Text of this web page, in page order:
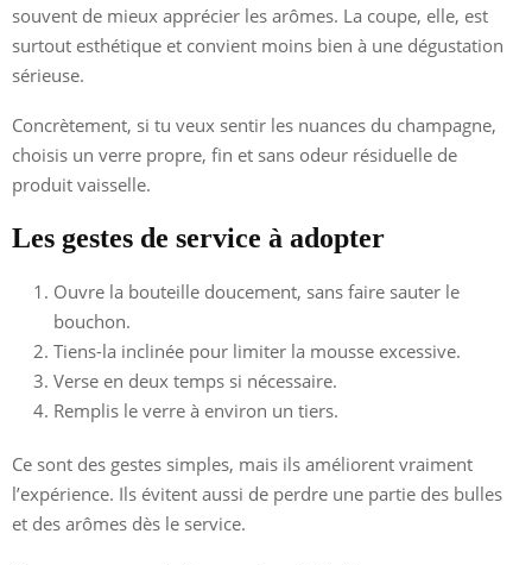
souvent de mieux apprécier les arômes. La coupe, elle, est
surtout esthétique et convient moins bien à une dégustation
sérieuse.
Concrètement, si tu veux sentir les nuances du champagne,
choisis un verre propre, fin et sans odeur résiduelle de
produit vaisselle.
Les gestes de service à adopter
Ouvre la bouteille doucement, sans faire sauter le
bouchon.
Tiens-la inclinée pour limiter la mousse excessive.
Verse en deux temps si nécessaire.
Remplis le verre à environ un tiers.
Ce sont des gestes simples, mais ils améliorent vraiment
l’expérience. Ils évitent aussi de perdre une partie des bulles
et des arômes dès le service.